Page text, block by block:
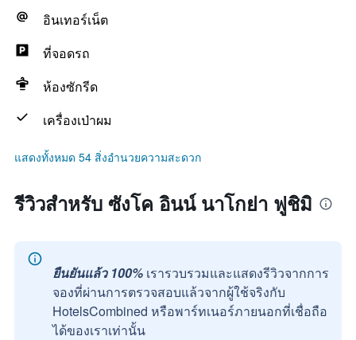
อินเทอร์เน็ต
ที่จอดรถ
ห้องซักรีด
เครื่องเป่าผม
แสดงทั้งหมด 54 สิ่งอำนวยความสะดวก
รีวิวสำหรับ ซังโค อินน์ นาโกย่า ฟูชิมิ
ยืนยันแล้ว 100% เรารวบรวมและแสดงรีวิวจากการ
จองที่ผ่านการตรวจสอบแล้วจากผู้ใช้จริงกับ
HotelsCombined หรือพาร์ทเนอร์ภายนอกที่เชื่อถือ
ได้ของเราเท่านั้น